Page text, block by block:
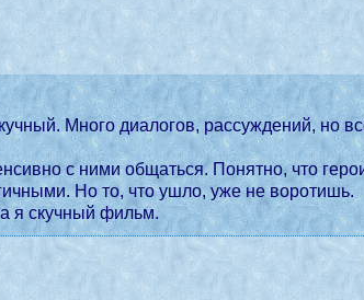
Много диалогов, рассуждений, но
с ними общаться. Понятно, что
Но то, что ушло, уже не воротишь.
я скучный фильм.